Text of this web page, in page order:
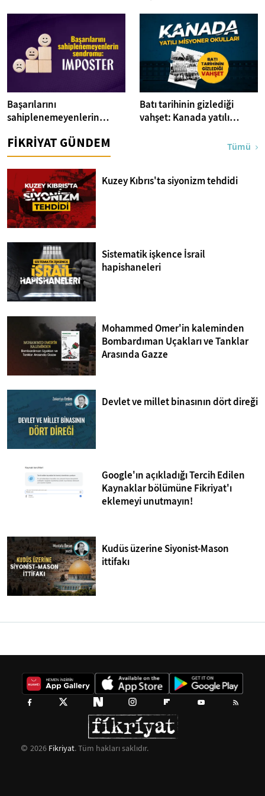
Başarılarını
sahiplenemeyenlerin
Batı tarihinin gizlediği
vahşet: Kanada yatılı
FİKRİYAT GÜNDEM Tümü
Kuzey Kıbrıs'ta siyonizm tehdidi
Sistematik işkence İsrail
hapishaneleri
Mohammed Omer'in kaleminden
Bombardıman Uçakları ve Tanklar
Arasında Gazze
Devlet ve millet binasının dört direği
Google'ın açıkladığı Tercih Edilen
Kaynaklar bölümüne Fikriyat'ı
eklemeyi unutmayın!
Kudüs üzerine Siyonist-Mason
ittifakı
2026 Fikriyat. Tüm hakları saklıdır.